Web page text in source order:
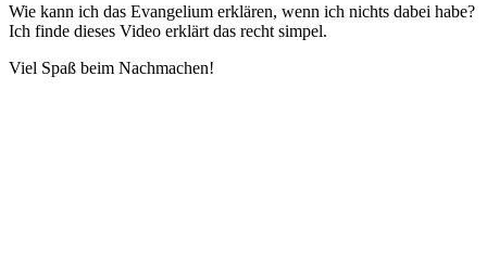
Wie kann ich das Evangelium erklären, wenn ich nichts dabei habe?
Ich finde dieses Video erklärt das recht simpel.
Viel Spaß beim Nachmachen!